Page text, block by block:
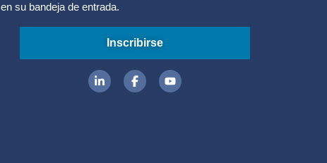
en su bandeja de entrada.
Inscribirse